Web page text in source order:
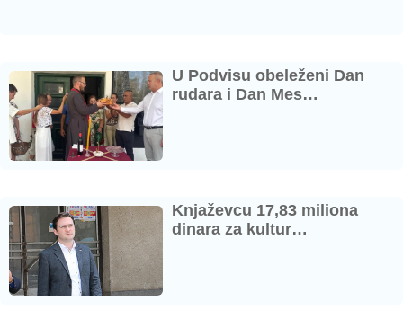
U Podvisu obeleženi Dan
rudara i Dan Mes…
Knjaževcu 17,83 miliona
dinara za kultur…